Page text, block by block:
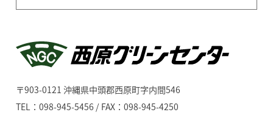
〒903-0121 沖縄県中頭郡西原町字内間546
TEL：098-945-5456 / FAX：098-945-4250